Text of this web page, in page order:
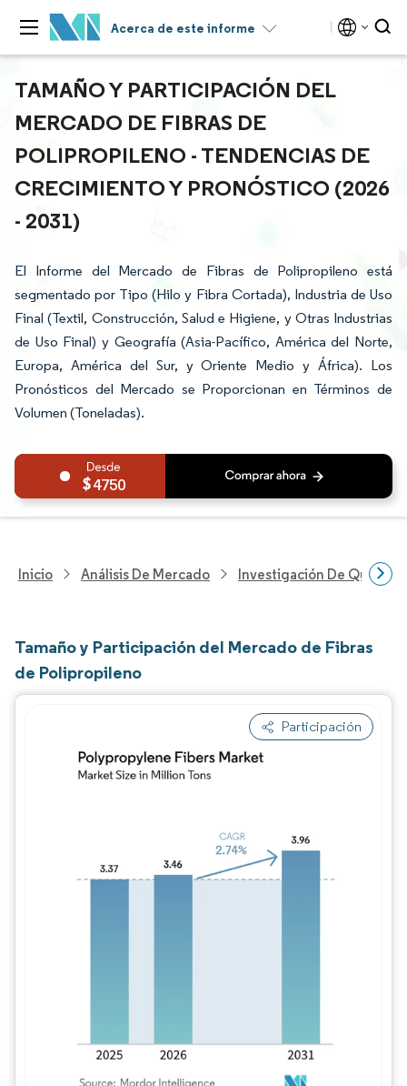
Acerca de este informe
TAMAÑO Y PARTICIPACIÓN DEL
MERCADO DE FIBRAS DE
POLIPROPILENO - TENDENCIAS DE
CRECIMIENTO Y PRONÓSTICO (2026
- 2031)
El Informe del Mercado de Fibras de Polipropileno está
segmentado por Tipo (Hilo y Fibra Cortada), Industria de Uso
Final (Textil, Construcción, Salud e Higiene, y Otras Industrias
de Uso Final) y Geografía (Asia-Pacífico, América del Norte,
Europa, América del Sur, y Oriente Medio y África). Los
Pronósticos del Mercado se Proporcionan en Términos de
Volumen (Toneladas).
4750
Inicio Análisis De Mercado Investigación De
Tamaño y Participación del Mercado de Fibras
de Polipropileno
Participación